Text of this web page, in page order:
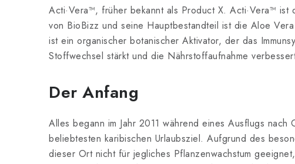
Acti·Vera™, früher bekannt als Product X. Acti·Vera™ ist
von BioBizz und seine Hauptbestandteil ist die Aloe
ist ein organischer botanischer Aktivator, der das
Stoffwechsel stärkt und die Nährstoffaufnahme
Der Anfang
Alles begann im Jahr 2011 während eines Ausflugs nach
beliebtesten karibischen Urlaubsziel. Aufgrund des
dieser Ort nicht für jegliches Pflanzenwachstum